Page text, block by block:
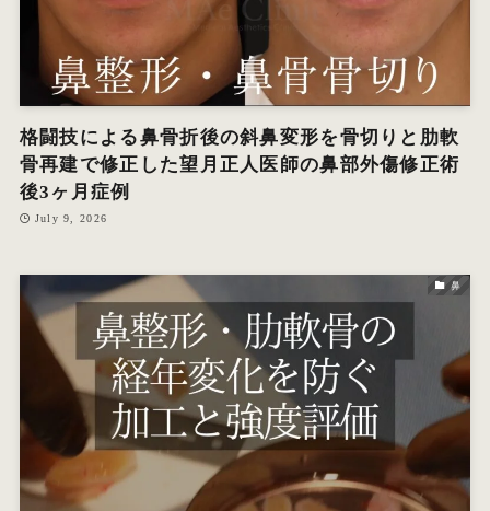
格闘技による鼻骨折後の斜鼻変形を骨切りと肋軟
骨再建で修正した望月正人医師の鼻部外傷修正術
後3ヶ月症例
July 9, 2026
鼻